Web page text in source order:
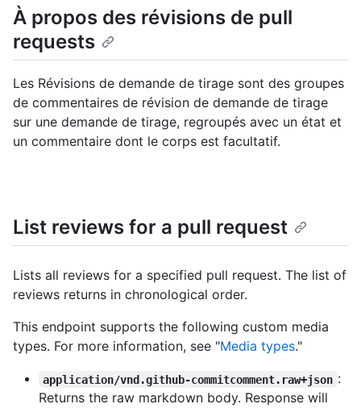
À propos des révisions de pull
requests
Les Révisions de demande de tirage sont des groupes
de commentaires de révision de demande de tirage
sur une demande de tirage, regroupés avec un état et
un commentaire dont le corps est facultatif.
List reviews for a pull request
Lists all reviews for a specified pull request. The list of
reviews returns in chronological order.
This endpoint supports the following custom media
types. For more information, see "Media types."
application/vnd.github-commitcomment.raw+json :
Returns the raw markdown body. Response will